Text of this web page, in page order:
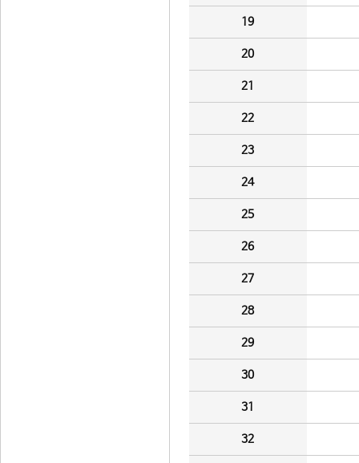
19
20
21
22
23
24
25
26
27
28
29
30
31
32